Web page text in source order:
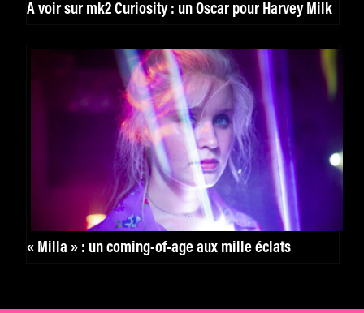
À voir sur mk2 Curiosity : un Oscar pour Harvey Milk
« Milla » : un coming-of-age aux mille éclats